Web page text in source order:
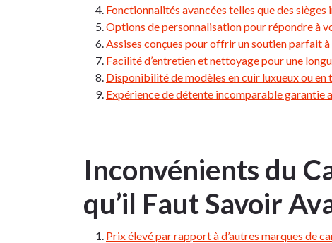
Fonctionnalités avancées telles que des sièges
Options de personnalisation pour répondre à
Assises conçues pour offrir un soutien parfait à
Facilité d’entretien et nettoyage pour une
Disponibilité de modèles en cuir luxueux ou en
Expérience de détente incomparable garantie
Inconvénients du
qu’il Faut Savoir
Prix élevé par rapport à d’autres marques de